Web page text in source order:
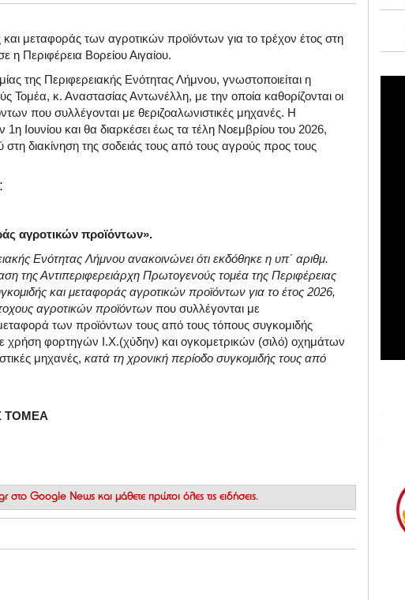
μεταφοράς των αγροτικών προϊόντων για το τρέχον έτος στη
Περιφέρεια Βορείου Αιγαίου.
της Περιφερειακής Ενότητας Λήμνου, γνωστοποιείται η
Τομέα, κ. Αναστασίας Αντωνέλλη, με την οποία καθορίζονται οι
που συλλέγονται με θεριζοαλωνιστικές μηχανές. Η
1η Ιουνίου και θα διαρκέσει έως τα τέλη Νοεμβρίου του 2026,
διακίνηση της σοδειάς τους από τους αγρούς προς τους
αγροτικών προϊόντων».
Ενότητας Λήμνου ανακοινώνει ότι εκδόθηκε η υπ΄ αριθμ.
Αντιπεριφερειάρχη Πρωτογενούς τομέα της Περιφέρειας
και μεταφοράς αγροτικών προϊόντων για το έτος 2026,
αγροτικών προϊόντων που συλλέγονται με
των προϊόντων τους από τους τόπους συγκομιδής
φορτηγών Ι.Χ.(χύδην) και ογκομετρικών (σιλό) οχημάτων
μηχανές, κατά τη χρονική περίοδο συγκομιδής τους από
ΤΟΜΕΑ
στο Google News και μάθετε πρώτοι όλες τις ειδήσεις.